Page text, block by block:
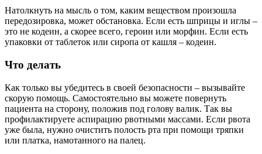
Натолкнуть на мысль о том, каким веществом произошла
передозировка, может обстановка. Если есть шприцы и иглы –
это не кодеин, а скорее всего, героин или морфин. Если есть
упаковки от таблеток или сиропа от кашля – кодеин.
Что делать
Как только вы убедитесь в своей безопасности – вызывайте
скорую помощь. Самостоятельно вы можете повернуть
пациента на сторону, положив под голову валик. Так вы
профилактируете аспирацию рвотными массами. Если рвота
уже была, нужно очистить полость рта при помощи тряпки
или платка, намотанного на палец.